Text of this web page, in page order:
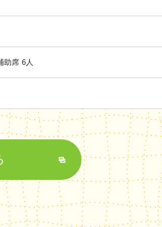
助席 6人